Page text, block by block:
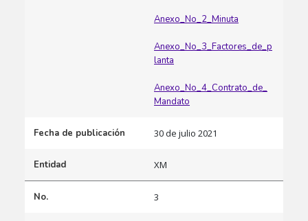
Anexo_No_2_Minuta
Anexo_No_3_Factores_de_p
lanta
Anexo_No_4_Contrato_de_
Mandato
Fecha de publicación 30 de julio 2021
Entidad XM
No. 3